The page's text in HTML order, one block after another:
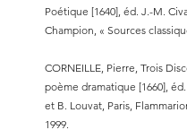
Poétique [1640], éd. J.-M.
Champion, « Sources
CORNEILLE, Pierre, Trois
poème dramatique [1660],
et B. Louvat, Paris,
1999.